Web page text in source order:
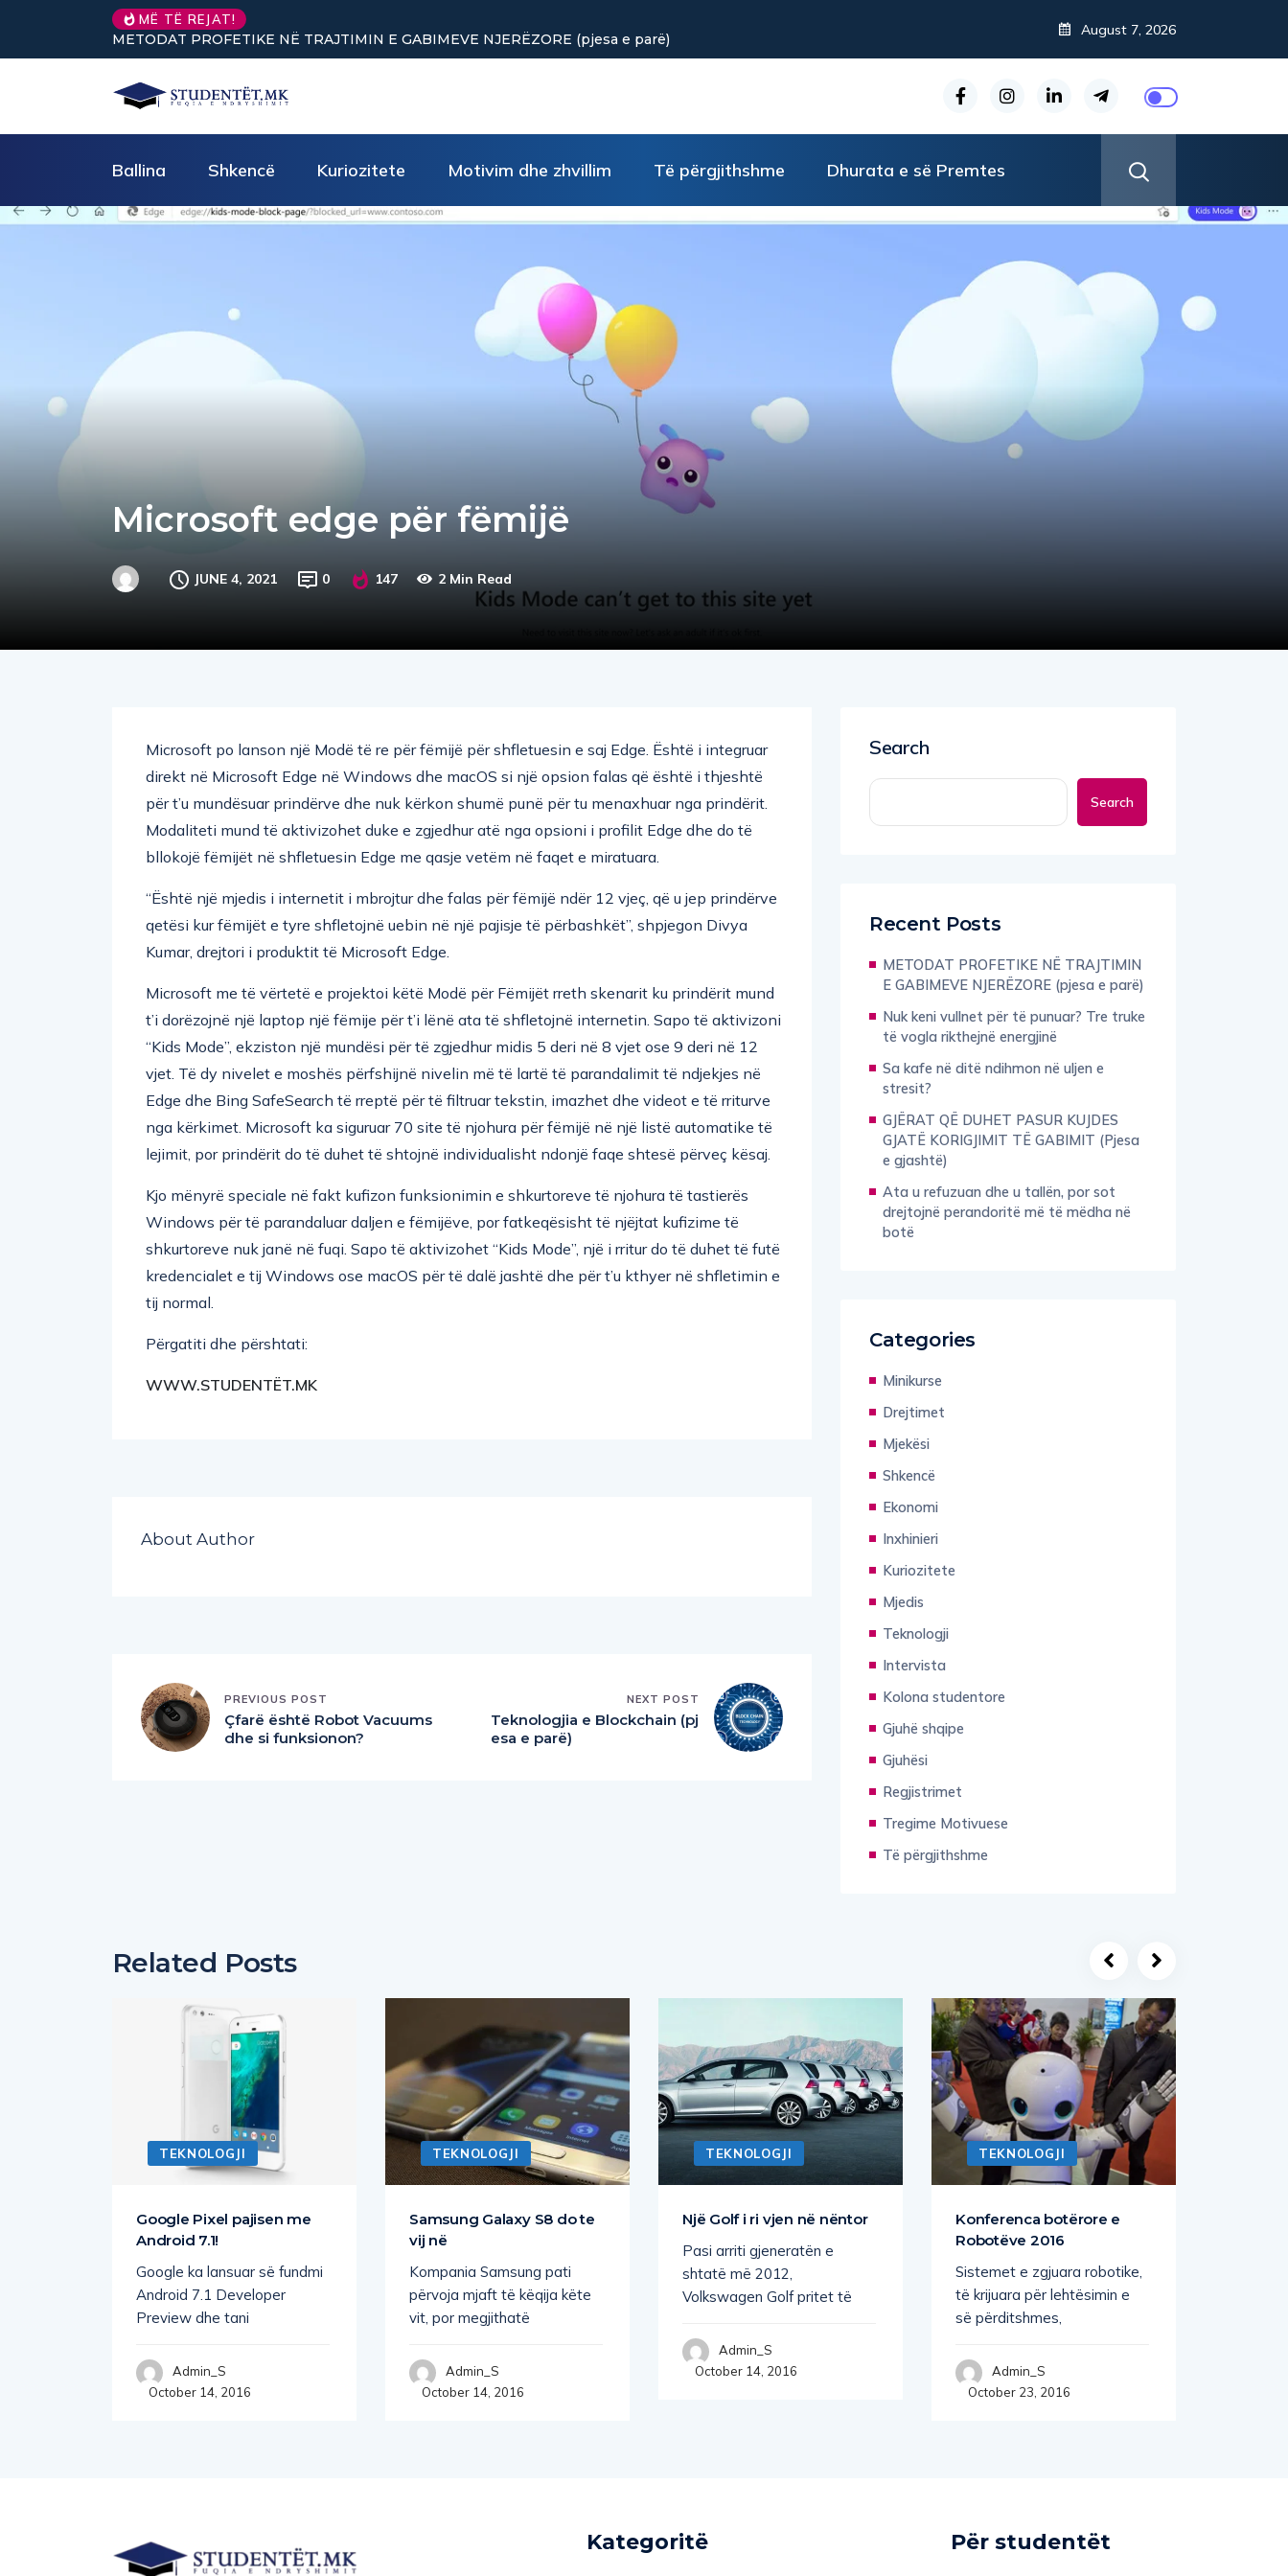
MË TË REJAT!
METODAT PROFETIKE NË TRAJTIMIN E GABIMEVE NJERËZORE (pjesa e parë)
August 7, 2026
Ballina Shkencë Kuriozitete Motivim dhe zhvillim Të përgjithshme Dhurata e së Premtes
Microsoft edge për fëmijë
JUNE 4, 2021 0 147 2 Min Read
Microsoft po lanson një Modë të re për fëmijë për shfletuesin e saj Edge. Është i integruar
direkt në Microsoft Edge në Windows dhe macOS si një opsion falas që është i thjeshtë
për t’u mundësuar prindërve dhe nuk kërkon shumë punë për tu menaxhuar nga prindërit.
Modaliteti mund të aktivizohet duke e zgjedhur atë nga opsioni i profilit Edge dhe do të
bllokojë fëmijët në shfletuesin Edge me qasje vetëm në faqet e miratuara.
“Është një mjedis i internetit i mbrojtur dhe falas për fëmijë ndër 12 vjeç, që u jep prindërve
qetësi kur fëmijët e tyre shfletojnë uebin në një pajisje të përbashkët”, shpjegon Divya
Kumar, drejtori i produktit të Microsoft Edge.
Microsoft me të vërtetë e projektoi këtë Modë për Fëmijët rreth skenarit ku prindërit mund
t’i dorëzojnë një laptop një fëmije për t’i lënë ata të shfletojnë internetin. Sapo të aktivizoni
“Kids Mode”, ekziston një mundësi për të zgjedhur midis 5 deri në 8 vjet ose 9 deri në 12
vjet. Të dy nivelet e moshës përfshijnë nivelin më të lartë të parandalimit të ndjekjes në
Edge dhe Bing SafeSearch të rreptë për të filtruar tekstin, imazhet dhe videot e të rriturve
nga kërkimet. Microsoft ka siguruar 70 site të njohura për fëmijë në një listë automatike të
lejimit, por prindërit do të duhet të shtojnë individualisht ndonjë faqe shtesë përveç kësaj.
Kjo mënyrë speciale në fakt kufizon funksionimin e shkurtoreve të njohura të tastierës
Windows për të parandaluar daljen e fëmijëve, por fatkeqësisht të njëjtat kufizime të
shkurtoreve nuk janë në fuqi. Sapo të aktivizohet “Kids Mode”, një i rritur do të duhet të futë
kredencialet e tij Windows ose macOS për të dalë jashtë dhe për t’u kthyer në shfletimin e
tij normal.
Përgatiti dhe përshtati:
WWW.STUDENTËT.MK
About Author
PREVIOUS POST
Çfarë është Robot Vacuums
dhe si funksionon?
NEXT POST
Teknologjia e Blockchain (pj
esa e parë)
Search
Search
Recent Posts
METODAT PROFETIKE NË TRAJTIMIN
E GABIMEVE NJERËZORE (pjesa e parë)
Nuk keni vullnet për të punuar? Tre truke
të vogla rikthejnë energjinë
Sa kafe në ditë ndihmon në uljen e
stresit?
GJËRAT QË DUHET PASUR KUJDES
GJATË KORIGJIMIT TË GABIMIT (Pjesa
e gjashtë)
Ata u refuzuan dhe u tallën, por sot
drejtojnë perandoritë më të mëdha në
botë
Categories
Minikurse
Drejtimet
Mjekësi
Shkencë
Ekonomi
Inxhinieri
Kuriozitete
Mjedis
Teknologji
Intervista
Kolona studentore
Gjuhë shqipe
Gjuhësi
Regjistrimet
Tregime Motivuese
Të përgjithshme
Related Posts
TEKNOLOGJI
Google Pixel pajisen me
Android 7.1!
Google ka lansuar së fundmi
Android 7.1 Developer
Preview dhe tani
Admin_S
October 14, 2016
TEKNOLOGJI
Samsung Galaxy S8 do te
vij në
Kompania Samsung pati
përvoja mjaft të këqija këte
vit, por megjithatë
Admin_S
October 14, 2016
TEKNOLOGJI
Një Golf i ri vjen në nëntor
Pasi arriti gjeneratën e
shtatë më 2012,
Volkswagen Golf pritet të
Admin_S
October 14, 2016
TEKNOLOGJI
Konferenca botërore e
Robotëve 2016
Sistemet e zgjuara robotike,
të krijuara për lehtësimin e
së përditshmes,
Admin_S
October 23, 2016
Kategoritë Për studentët